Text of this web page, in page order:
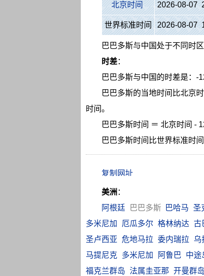
北京时间 2026-08-07
世界标准时间 2026-08-07
巴巴多斯与中国处于不同时
时差：
巴巴多斯与中国的时差是：-
巴巴多斯的当地时间比北京
时间。
巴巴多斯时间 ＝ 北京时间 -
巴巴多斯时间比世界标准时间
美洲 ：
阿根廷
巴巴多斯 巴哈马 圣
多米尼加
厄瓜多尔 格林纳达 古
圣卢西亚 危地马拉 委内瑞拉 乌
马提尼克 多米尼加 阿鲁巴 中途
福克兰群岛 法属圭亚那 开曼群岛